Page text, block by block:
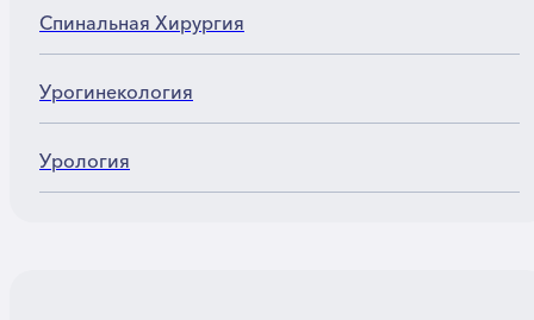
Спинальная Хирургия
Урогинекология
Урология